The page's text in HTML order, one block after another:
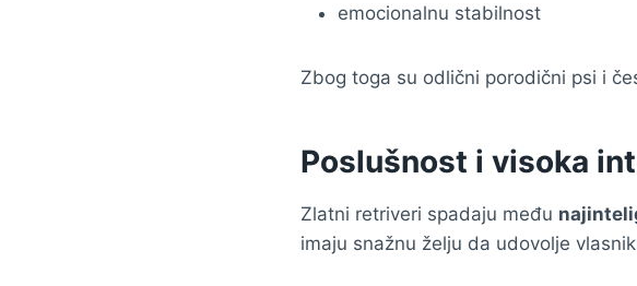
emocionalnu stabilnost
Zbog toga su odlični porodični psi i
Poslušnost i visoka
Zlatni retriveri spadaju među
imaju snažnu želju da udovolje